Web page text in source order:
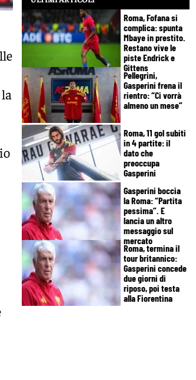
Roma, Fofana si
complica: spunta
Mbaye in prestito.
Restano vive le
piste Endrick e
Gittens
Pellegrini,
Gasperini frena il
rientro: “Ci vorrà
almeno un mese”
Roma, 11 gol subiti
in 4 partite: il
dato che
preoccupa
Gasperini
Gasperini boccia
la Roma: “Partita
pessima”. E
lancia un altro
messaggio sul
mercato
Roma, termina il
tour britannico:
Gasperini concede
due giorni di
riposo, poi testa
alla Fiorentina